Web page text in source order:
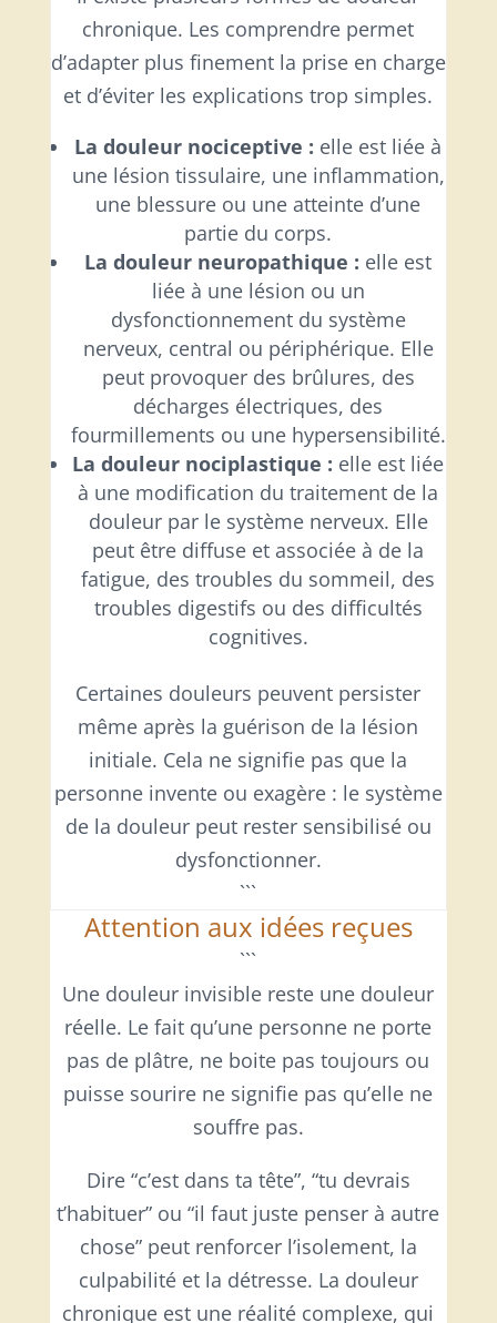
chronique. Les comprendre permet
d’adapter plus finement la prise en charge
et d’éviter les explications trop simples.
La douleur nociceptive : elle est liée à
une lésion tissulaire, une inflammation,
une blessure ou une atteinte d’une
partie du corps.
La douleur neuropathique : elle est
liée à une lésion ou un
dysfonctionnement du système
nerveux, central ou périphérique. Elle
peut provoquer des brûlures, des
décharges électriques, des
fourmillements ou une hypersensibilité.
La douleur nociplastique : elle est liée
à une modification du traitement de la
douleur par le système nerveux. Elle
peut être diffuse et associée à de la
fatigue, des troubles du sommeil, des
troubles digestifs ou des difficultés
cognitives.
Certaines douleurs peuvent persister
même après la guérison de la lésion
initiale. Cela ne signifie pas que la
personne invente ou exagère : le système
de la douleur peut rester sensibilisé ou
dysfonctionner.
```
Attention aux idées reçues
```
Une douleur invisible reste une douleur
réelle. Le fait qu’une personne ne porte
pas de plâtre, ne boite pas toujours ou
puisse sourire ne signifie pas qu’elle ne
souffre pas.
Dire “c’est dans ta tête”, “tu devrais
t’habituer” ou “il faut juste penser à autre
chose” peut renforcer l’isolement, la
culpabilité et la détresse. La douleur
chronique est une réalité complexe, qui